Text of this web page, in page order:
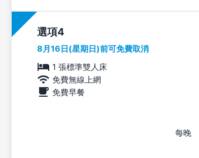
選項
8月16日(星期日)前可免費取消
1 張標準雙人床
免費無線上網
免費早餐
每晚